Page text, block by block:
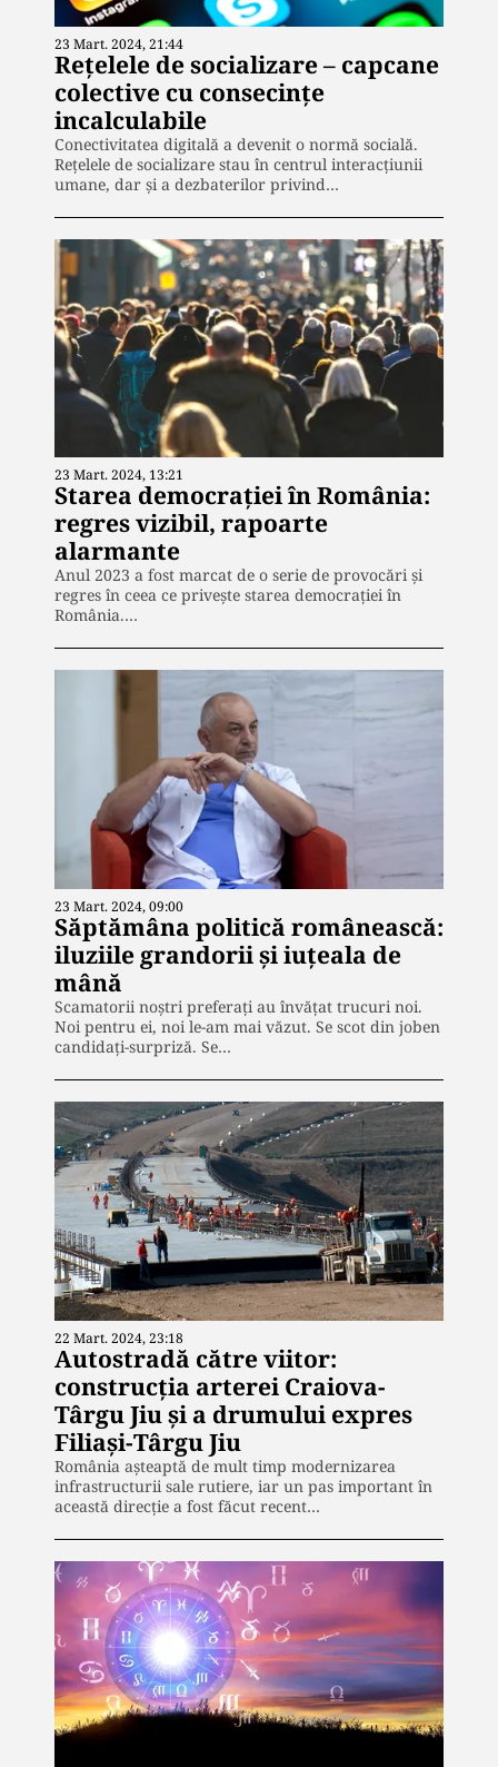
23 Mart. 2024, 21:44
Rețelele de socializare – capcane
colective cu consecințe
incalculabile
Conectivitatea digitală a devenit o normă socială.
Rețelele de socializare stau în centrul interacțiunii
umane, dar și a dezbaterilor privind…
23 Mart. 2024, 13:21
Starea democrației în România:
regres vizibil, rapoarte
alarmante
Anul 2023 a fost marcat de o serie de provocări și
regres în ceea ce privește starea democrației în
România.…
23 Mart. 2024, 09:00
Săptămâna politică românească:
iluziile grandorii și iuțeala de
mână
Scamatorii noștri preferați au învățat trucuri noi.
Noi pentru ei, noi le-am mai văzut. Se scot din joben
candidați-surpriză. Se…
22 Mart. 2024, 23:18
Autostradă către viitor:
construcția arterei Craiova-
Târgu Jiu și a drumului expres
Filiași-Târgu Jiu
România așteaptă de mult timp modernizarea
infrastructurii sale rutiere, iar un pas important în
această direcție a fost făcut recent…